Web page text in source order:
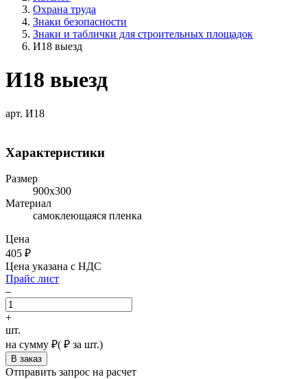
Охрана труда
Знаки безопасности
Знаки и таблички для строительных площадок
И18 выезд
И18 выезд
арт. И18
Характеристики
Размер
900х300
Материал
самоклеющаяся пленка
Цена
405 ₽
Цена указана с НДС
Прайс лист
–
+
шт.
на сумму ₽( ₽ за шт.)
Отправить запрос на расчет